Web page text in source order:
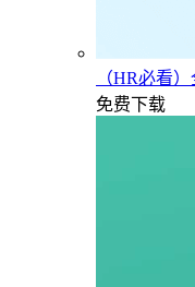
（HR必看
免费下载